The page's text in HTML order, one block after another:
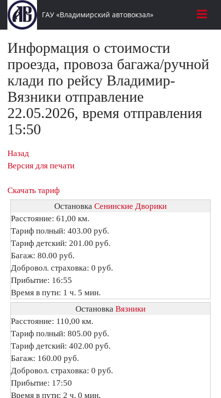
ГАУ «Владимирский автовокзал»
Информация о стоимости
проезда, провоза багажа/ручной
клади по рейсу Владимир-
Вязники отправление
22.05.2026, время отправления
15:50
Назад
Версия для печати
Скачать тариф
Остановка Сенинские Дворики
Расстояние: 61,00 км.
Тариф полный: 403.00 руб.
Тариф детский: 201.00 руб.
Багаж: 80.00 руб.
Добровол. страховка: 0 руб.
Прибытие: 16:55
Время в пути: 1 ч. 5 мин.
Остановка Вязники
Расстояние: 110,00 км.
Тариф полный: 805.00 руб.
Тариф детский: 402.00 руб.
Багаж: 160.00 руб.
Добровол. страховка: 0 руб.
Прибытие: 17:50
Время в пути: 2 ч. 0 мин.